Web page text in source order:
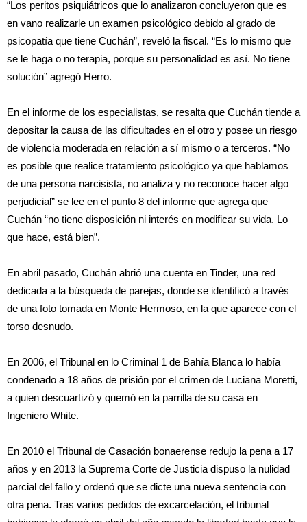
“Los peritos psiquiátricos que lo analizaron concluyeron que es
en vano realizarle un examen psicológico debido al grado de
psicopatía que tiene Cuchán”, reveló la fiscal. “Es lo mismo que
se le haga o no terapia, porque su personalidad es así. No tiene
solución” agregó Herro.
En el informe de los especialistas, se resalta que Cuchán tiende a
depositar la causa de las dificultades en el otro y posee un riesgo
de violencia moderada en relación a sí mismo o a terceros. “No
es posible que realice tratamiento psicológico ya que hablamos
de una persona narcisista, no analiza y no reconoce hacer algo
perjudicial” se lee en el punto 8 del informe que agrega que
Cuchán “no tiene disposición ni interés en modificar su vida. Lo
que hace, está bien”.
En abril pasado, Cuchán abrió una cuenta en Tinder, una red
dedicada a la búsqueda de parejas, donde se identificó a través
de una foto tomada en Monte Hermoso, en la que aparece con el
torso desnudo.
En 2006, el Tribunal en lo Criminal 1 de Bahía Blanca lo había
condenado a 18 años de prisión por el crimen de Luciana Moretti,
a quien descuartizó y quemó en la parrilla de su casa en
Ingeniero White.
En 2010 el Tribunal de Casación bonaerense redujo la pena a 17
años y en 2013 la Suprema Corte de Justicia dispuso la nulidad
parcial del fallo y ordenó que se dicte una nueva sentencia con
otra pena. Tras varios pedidos de excarcelación, el tribunal